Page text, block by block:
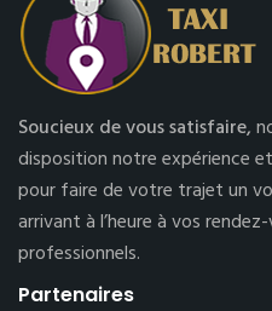
Soucieux de vous satisfaire,
disposition notre expérience
pour faire de votre trajet un
arrivant à l’heure à vos
professionnels.
Partenaires